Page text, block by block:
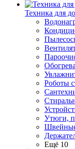
Техника для
Роботы
Утюги,
Ещё 10